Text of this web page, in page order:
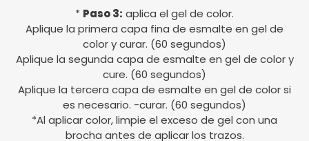
* Paso 3: aplica el gel de color.
Aplique la primera capa fina de esmalte en gel de
color y curar. (60 segundos)
Aplique la segunda capa de esmalte en gel de color y
cure. (60 segundos)
Aplique la tercera capa de esmalte en gel de color si
es necesario. -curar. (60 segundos)
*Al aplicar color, limpie el exceso de gel con una
brocha antes de aplicar los trazos.